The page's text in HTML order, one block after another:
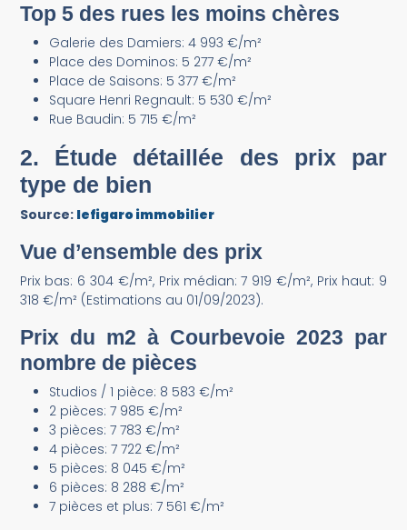
Top 5 des rues les moins chères
Galerie des Damiers: 4 993 €/m²
Place des Dominos: 5 277 €/m²
Place de Saisons: 5 377 €/m²
Square Henri Regnault: 5 530 €/m²
Rue Baudin: 5 715 €/m²
2. Étude détaillée des prix par
type de bien
Source: lefigaro immobilier
Vue d’ensemble des prix
Prix bas: 6 304 €/m², Prix médian: 7 919 €/m², Prix haut: 9
318 €/m² (Estimations au 01/09/2023).
Prix du m2 à Courbevoie 2023 par
nombre de pièces
Studios / 1 pièce: 8 583 €/m²
2 pièces: 7 985 €/m²
3 pièces: 7 783 €/m²
4 pièces: 7 722 €/m²
5 pièces: 8 045 €/m²
6 pièces: 8 288 €/m²
7 pièces et plus: 7 561 €/m²